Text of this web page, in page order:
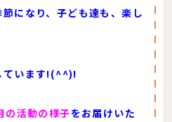
になり、子ども達も、楽し
ています!(^^)!
の活動の様子をお届けいた